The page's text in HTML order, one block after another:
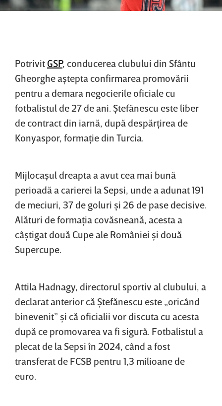
Potrivit GSP, conducerea clubului din Sfântu
Gheorghe aştepta confirmarea promovării
pentru a demara negocierile oficiale cu
fotbalistul de 27 de ani. Ştefănescu este liber
de contract din iarnă, după despărţirea de
Konyaspor, formaţie din Turcia.
Mijlocaşul dreapta a avut cea mai bună
perioadă a carierei la Sepsi, unde a adunat 191
de meciuri, 37 de goluri şi 26 de pase decisive.
Alături de formaţia covăsneană, acesta a
câştigat două Cupe ale României şi două
Supercupe.
Attila Hadnagy, directorul sportiv al clubului, a
declarat anterior că Ştefănescu este „oricând
binevenit” şi că oficialii vor discuta cu acesta
după ce promovarea va fi sigură. Fotbalistul a
plecat de la Sepsi în 2024, când a fost
transferat de FCSB pentru 1,3 milioane de
euro.